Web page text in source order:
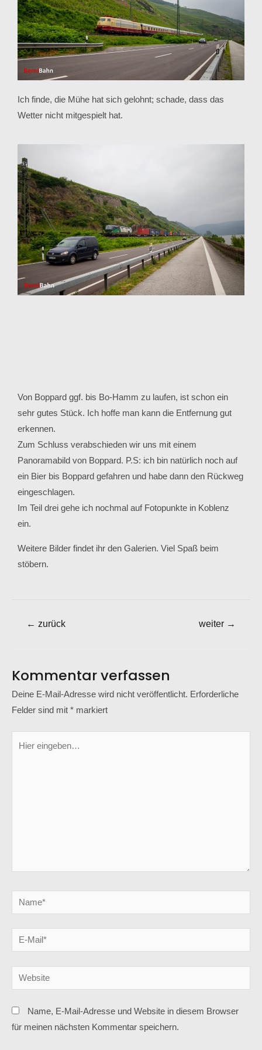
Ich finde, die Mühe hat sich gelohnt; schade, dass das
Wetter nicht mitgespielt hat.
Von Boppard ggf. bis Bo-Hamm zu laufen, ist schon ein
sehr gutes Stück. Ich hoffe man kann die Entfernung gut
erkennen.
Zum Schluss verabschieden wir uns mit einem
Panoramabild von Boppard. P.S: ich bin natürlich noch auf
ein Bier bis Boppard gefahren und habe dann den Rückweg
eingeschlagen.
Im Teil drei gehe ich nochmal auf Fotopunkte in Koblenz
ein.
Weitere Bilder findet ihr den Galerien. Viel Spaß beim
stöbern.
← zurück weiter →
Kommentar verfassen
Deine E-Mail-Adresse wird nicht veröffentlicht. Erforderliche
Felder sind mit * markiert
Name, E-Mail-Adresse und Website in diesem Browser
für meinen nächsten Kommentar speichern.